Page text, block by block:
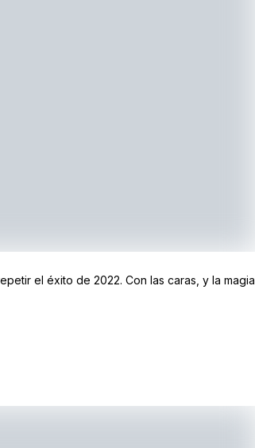
el éxito de 2022. Con las caras, y la magia